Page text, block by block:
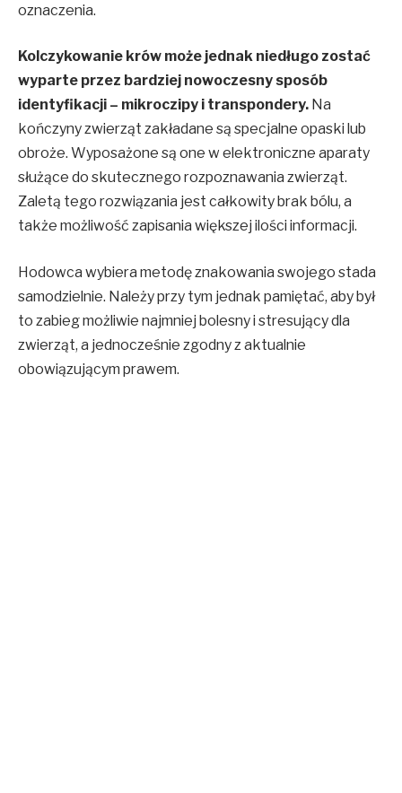
oznaczenia.
Kolczykowanie krów może jednak niedługo zostać
wyparte przez bardziej nowoczesny sposób
identyfikacji – mikroczipy i transpondery. Na
kończyny zwierząt zakładane są specjalne opaski lub
obroże. Wyposażone są one w elektroniczne aparaty
służące do skutecznego rozpoznawania zwierząt.
Zaletą tego rozwiązania jest całkowity brak bólu, a
także możliwość zapisania większej ilości informacji.
Hodowca wybiera metodę znakowania swojego stada
samodzielnie. Należy przy tym jednak pamiętać, aby był
to zabieg możliwie najmniej bolesny i stresujący dla
zwierząt, a jednocześnie zgodny z aktualnie
obowiązującym prawem.